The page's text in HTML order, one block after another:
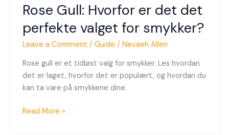
Rose Gull: Hvorfor er det det
perfekte valget for smykker?
Leave a Comment /Guide /Nevaeh Allen
Rose gull er et tidløst valg for smykker. Les hvordan
det er laget, hvorfor det er populært, og hvordan du
kan ta vare på smykkene dine.
Read More »